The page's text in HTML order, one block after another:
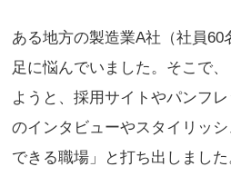
ある地方の製造業A社（社員60
足に悩んでいました。そこで、
ようと、採用サイトやパンフ
のインタビューやスタイリッ
できる職場」と打ち出しました